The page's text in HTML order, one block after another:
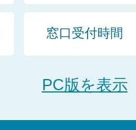
窓口受付時間
PC版を表示